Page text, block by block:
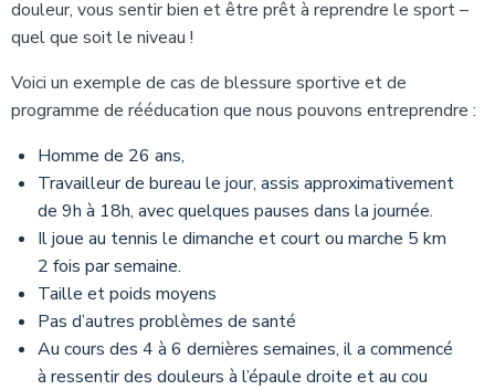
douleur, vous sentir bien et être prêt à reprendre le sport –
quel que soit le niveau !
Voici un exemple de cas de blessure sportive et de
programme de rééducation que nous pouvons entreprendre :
Homme de 26 ans,
Travailleur de bureau le jour, assis approximativement
de 9h à 18h, avec quelques pauses dans la journée.
Il joue au tennis le dimanche et court ou marche 5 km
2 fois par semaine.
Taille et poids moyens
Pas d’autres problèmes de santé
Au cours des 4 à 6 dernières semaines, il a commencé
à ressentir des douleurs à l’épaule droite et au cou